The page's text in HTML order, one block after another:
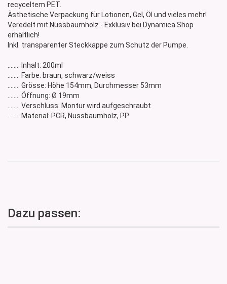
recyceltem PET.
Ästhetische Verpackung für Lotionen, Gel, Öl und vieles mehr!
Veredelt mit Nussbaumholz - Exklusiv bei Dynamica Shop
erhältlich!
Inkl. transparenter Steckkappe zum Schutz der Pumpe.
....... Inhalt: 200ml
....... Farbe: braun, schwarz/weiss
....... Grösse: Höhe 154mm, Durchmesser 53mm
....... Öffnung: Ø 19mm
....... Verschluss: Montur wird aufgeschraubt
....... Material: PCR, Nussbaumholz, PP
Dazu passen: